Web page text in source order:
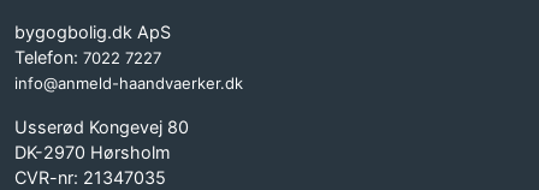
bygogbolig.dk ApS
Telefon: 7022 7227
info@anmeld-haandvaerker.dk
Usserød Kongevej 80
DK-2970 Hørsholm
CVR-nr: 21347035